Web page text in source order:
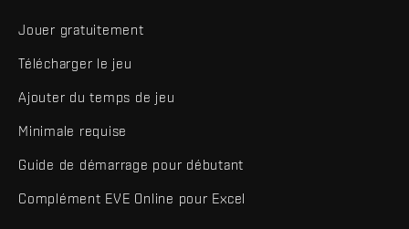
Jouer gratuitement
Télécharger le jeu
Ajouter du temps de jeu
Minimale requise
Guide de démarrage pour débutant
Complément EVE Online pour Excel